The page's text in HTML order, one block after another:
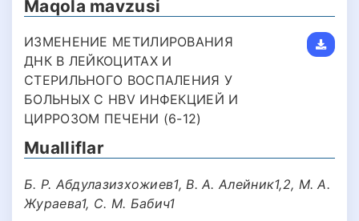
Maqola mavzusi
ИЗМЕНЕНИЕ МЕТИЛИРОВАНИЯ
ДНК В ЛЕЙКОЦИТАХ И
СТЕРИЛЬНОГО ВОСПАЛЕНИЯ У
БОЛЬНЫХ С HBV ИНФЕКЦИЕЙ И
ЦИРРОЗОМ ПЕЧЕНИ (6-12)
Mualliflar
Б. Р. Абдулазизхожиев1, В. А. Алейник1,2, М. А.
Жураева1, С. М. Бабич1